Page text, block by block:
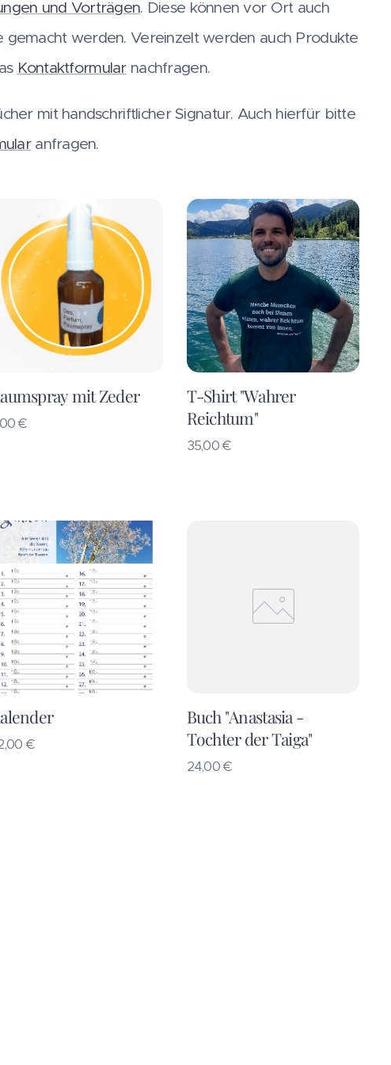
und Vorträgen. Diese können vor Ort auch
werden. Vereinzelt werden auch Produkte
Kontaktformularnachfragen.
mit handschriftlicher Signatur. Auch hierfür bitte
anfragen.
mit Zeder
€
T-Shirt "Wahrer
Reichtum"
35,00€
€
Buch "Anastasia -
Tochter der Taiga"
24,00€